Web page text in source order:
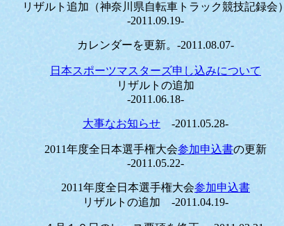
リザルト追加（神奈川県自転車トラック競技記録会）
-2011.09.19-
カレンダーを更新。-2011.08.07-
日本スポーツマスターズ申し込みについて
リザルトの追加
-2011.06.18-
大事なお知らせ -2011.05.28-
2011年度全日本選手権大会参加申込書の更新
-2011.05.22-
2011年度全日本選手権大会参加申込書
リザルトの追加 -2011.04.19-